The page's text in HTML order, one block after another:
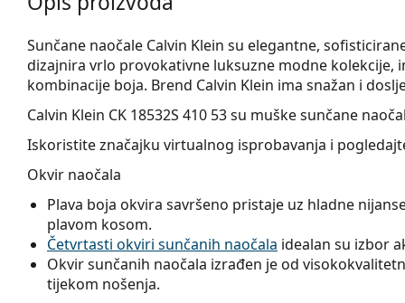
Sunčane naočale Calvin Klein su elegantne,
dizajnira vrlo provokativne luksuzne modne kolekcije,
kombinacije boja. Brend Calvin Klein ima snažan i
Calvin Klein CK 18532S 410 53su muške sunčane
Iskoristite značajku virtualnog isprobavanja i
Okvir naočala
Plava boja okvira savršeno pristaje uz hladne
plavom kosom.
Četvrtasti okviri sunčanih naočala idealan su izbor
Okvir sunčanih naočala izrađen je od
tijekom nošenja.